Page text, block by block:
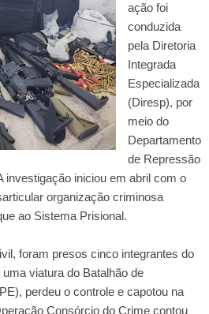
ação foi
conduzida
pela Diretoria
Integrada
Especializada
(Diresp), por
meio do
Departamento
de Repressão
investigação iniciou em abril com o
organização criminosa
ao Sistema Prisional.
foram presos cinco integrantes do
viatura do Batalhão de
perdeu o controle e capotou na
Consórcio do Crime contou